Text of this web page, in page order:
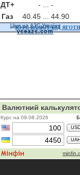
ДТ+
- ...
-
Газ
40.45 ... 44.90
Ціни на АЗС України
vseazs.com
КУРС ВАЛЮТ ВІД